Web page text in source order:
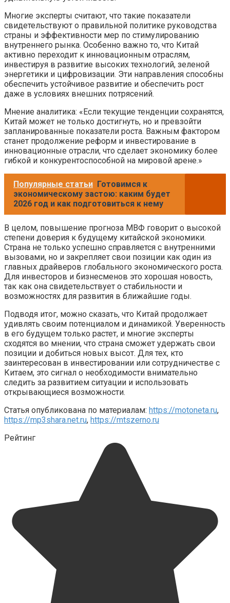
Многие эксперты считают, что такие показатели
свидетельствуют о правильной политике руководства
страны и эффективности мер по стимулированию
внутреннего рынка. Особенно важно то, что Китай
активно переходит к инновационным отраслям,
инвестируя в развитие высоких технологий, зеленой
энергетики и цифровизации. Эти направления способны
обеспечить устойчивое развитие и обеспечить рост
даже в условиях внешних потрясений.
Мнение аналитика: «Если текущие тенденции сохранятся,
Китай может не только достигнуть, но и превзойти
запланированные показатели роста. Важным фактором
станет продолжение реформ и инвестирование в
инновационные отрасли, что сделает экономику более
гибкой и конкурентоспособной на мировой арене.»
Популярные статьи Готовимся к
экономическому застою: каким будет
2026 год и как подготовиться к нему
В целом, повышение прогноза МВФ говорит о высокой
степени доверия к будущему китайской экономики.
Страна не только успешно справляется с внутренними
вызовами, но и закрепляет свои позиции как один из
главных драйверов глобального экономического роста.
Для инвесторов и бизнесменов это хорошая новость,
так как она свидетельствует о стабильности и
возможностях для развития в ближайшие годы.
Подводя итог, можно сказать, что Китай продолжает
удивлять своим потенциалом и динамикой. Уверенность
в его будущем только растет, и многие эксперты
сходятся во мнении, что страна сможет удержать свои
позиции и добиться новых высот. Для тех, кто
заинтересован в инвестировании или сотрудничестве с
Китаем, это сигнал о необходимости внимательно
следить за развитием ситуации и использовать
открывающиеся возможности.
Статья опубликована по материалам: https://motoneta.ru,
https://mp3shara.net.ru, https://mtszerno.ru
Рейтинг